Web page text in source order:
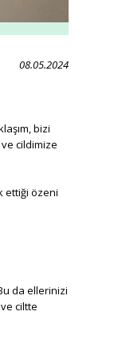
08.05.2024
bizi
cildimize
ettiği özeni
da ellerinizi
ciltte